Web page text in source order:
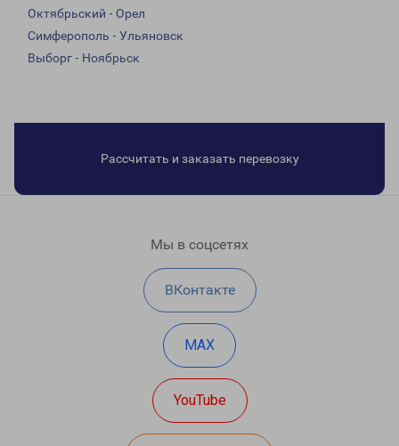
Октябрьский - Орел
Симферополь - Ульяновск
Выборг - Ноябрьск
Рассчитать и заказать перевозку
Мы в соцсетях
ВКонтакте
MAX
YouTube